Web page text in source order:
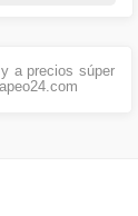
a precios súper